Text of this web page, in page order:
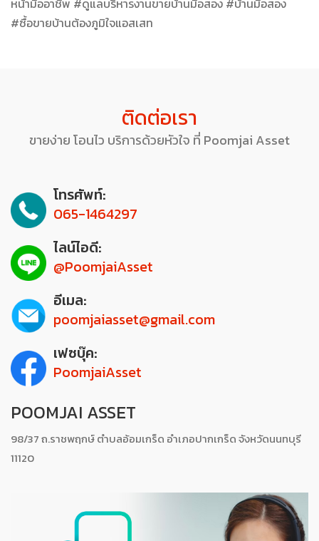
หน้ามืออาชีพ #ดูแลบริหารงานขายบ้านมือสอง #บ้านมือสอง
#ซื้อขายบ้านต้องภูมิใจแอสเสท
ติดต่อเรา
ขายง่าย โอนไว บริการด้วยหัวใจ ที่ Poomjai Asset
โทรศัพท์:
065-1464297
ไลน์ไอดี:
@PoomjaiAsset
อีเมล:
poomjaiasset@gmail.com
เฟซบุ๊ค:
PoomjaiAsset
POOMJAI ASSET
98/37 ถ.ราชพฤกษ์ ตำบลอ้อมเกร็ด อำเภอปากเกร็ด จังหวัดนนทบุรี
11120